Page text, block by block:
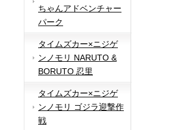
ちゃんアドベンチャー
パーク
タイムズカー×ニジゲ
ンノモリ NARUTO &
BORUTO 忍里
タイムズカー×ニジゲ
ンノモリ ゴジラ迎撃作
戦